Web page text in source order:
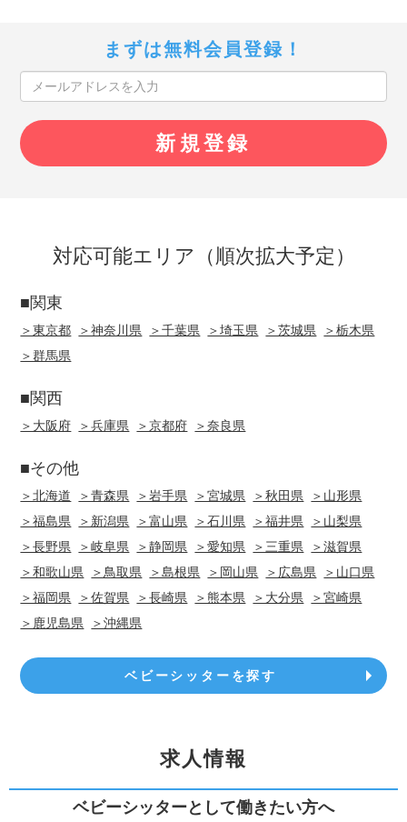
まずは無料会員登録！
対応可能エリア（順次拡大予定）
■関東
＞東京都 ＞神奈川県 ＞千葉県 ＞埼玉県 ＞茨城県
＞栃木県
＞群馬県
■関西
＞大阪府 ＞兵庫県 ＞京都府 ＞奈良県
■その他
＞北海道 ＞青森県 ＞岩手県 ＞宮城県 ＞秋田県
＞山形県
＞福島県
＞新潟県 ＞富山県 ＞石川県 ＞福井県
＞山梨県
＞長野県
＞岐阜県 ＞静岡県 ＞愛知県 ＞三重県
＞滋賀県
＞和歌山県
＞鳥取県 ＞島根県 ＞岡山県 ＞広島県
＞山口県
＞福岡県
＞佐賀県 ＞長崎県 ＞熊本県 ＞大分県
＞宮崎県
＞鹿児島県
＞沖縄県
ベビーシッターを探す
求人情報
ベビーシッターとして働きたい方へ